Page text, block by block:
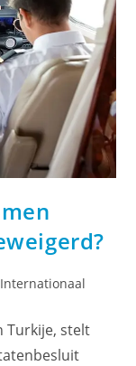
Internationaal
Turkije, stelt